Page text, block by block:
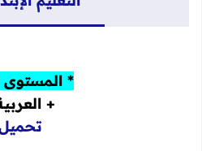
* المستوى
+